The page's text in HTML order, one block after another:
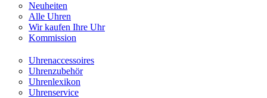
Neuheiten
Alle Uhren
Wir kaufen Ihre Uhr
Kommission
Uhrenaccessoires
Uhrenzubehör
Uhrenlexikon
Uhrenservice